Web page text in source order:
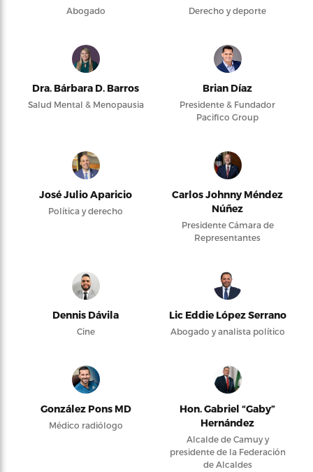
Abogado Derecho y deporte
Dra. Bárbara D. Barros
Salud Mental & Menopausia
Brian Díaz
Presidente & Fundador
Pacifico Group
José Julio Aparicio
Política y derecho
Carlos Johnny Méndez
Núñez
Presidente Cámara de
Representantes
Dennis Dávila
Cine
Lic Eddie López Serrano
Abogado y analista político
González Pons MD
Médico radiólogo
Hon. Gabriel “Gaby”
Hernández
Alcalde de Camuy y
presidente de la Federación
de Alcaldes